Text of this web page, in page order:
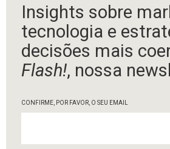
Insights sobre
tecnologia e
decisões mais
Flash!, nossa
CONFIRME, POR FAVOR, O SEU EMAIL